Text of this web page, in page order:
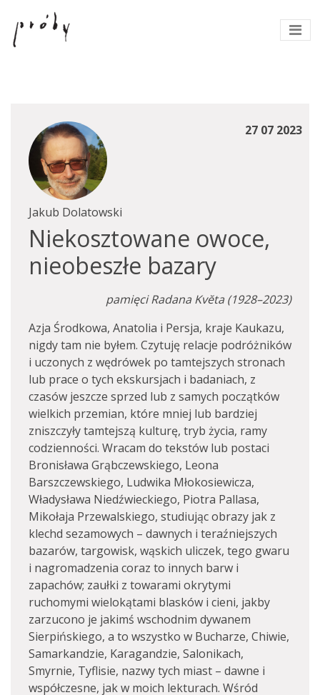
27 07 2023
Jakub Dolatowski
Niekosztowane owoce,
nieobeszłe bazary
pamięci Radana Kvĕta (1928–2023)
Azja Środkowa, Anatolia i Persja, kraje Kaukazu,
nigdy tam nie byłem. Czytuję relacje podróżników
i uczonych z wędrówek po tamtejszych stronach
lub prace o tych ekskursjach i badaniach, z
czasów jeszcze sprzed lub z samych początków
wielkich przemian, które mniej lub bardziej
zniszczyły tamtejszą kulturę, tryb życia, ramy
codzienności. Wracam do tekstów lub postaci
Bronisława Grąbczewskiego, Leona
Barszczewskiego, Ludwika Młokosiewicza,
Władysława Niedźwieckiego, Piotra Pallasa,
Mikołaja Przewalskiego, studiując obrazy jak z
klechd sezamowych – dawnych i teraźniejszych
bazarów, targowisk, wąskich uliczek, tego gwaru
i nagromadzenia coraz to innych barw i
zapachów; zaułki z towarami okrytymi
ruchomymi wielokątami blasków i cieni, jakby
zarzucono je jakimś wschodnim dywanem
Sierpińskiego, a to wszystko w Bucharze, Chiwie,
Samarkandzie, Karagandzie, Salonikach,
Smyrnie, Tyflisie, nazwy tych miast – dawne i
współczesne, jak w moich lekturach. Wśród